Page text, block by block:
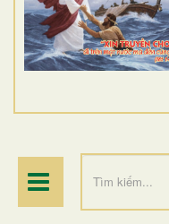
BAN MỤC VỤ
ĐOÀN THỂ CG
ĐIỂM HÀNH HƯƠNG